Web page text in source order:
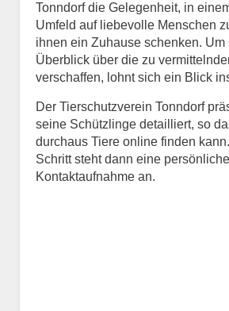
Tonndorf die Gelegenheit, in
Umfeld auf liebevolle Menschen
ihnen ein Zuhause schenken. Um
Überblick über die zu
verschaffen, lohnt sich ein Blick
Der Tierschutzverein Tonndorf
seine Schützlinge detailliert, so
durchaus Tiere online finden
Schritt steht dann eine persönliche
Kontaktaufnahme an.